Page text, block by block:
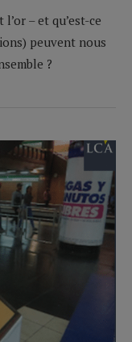
– et qu’est-ce
peuvent nous
?